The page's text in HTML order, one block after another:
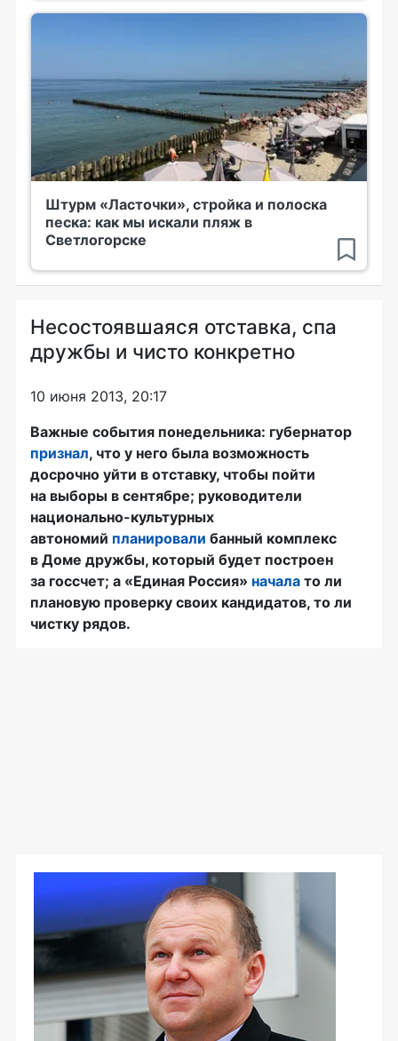
Штурм «Ласточки», стройка и полоска
песка: как мы искали пляж в
Светлогорске
Несостоявшаяся отставка, спа
дружбы и чисто конкретно
10 июня 2013, 20:17
Важные события понедельника: губернатор
признал, что у него была возможность
досрочно уйти в отставку, чтобы пойти
на выборы в сентябре; руководители
национально-культурных
автономий планировали банный комплекс
в Доме дружбы, который будет построен
за госсчет; а «Единая Россия» начала то ли
плановую проверку своих кандидатов, то ли
чистку рядов.